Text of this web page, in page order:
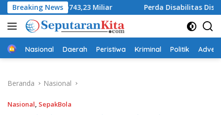
Langsung
ke
konten
Breaking News
Rp743,23 Miliar Perda Disabilitas Disahkan, DPRD
Beranda
Nasional Daerah Peristiwa Kriminal Politik
Beranda Nasional
Nasional, SepakBola